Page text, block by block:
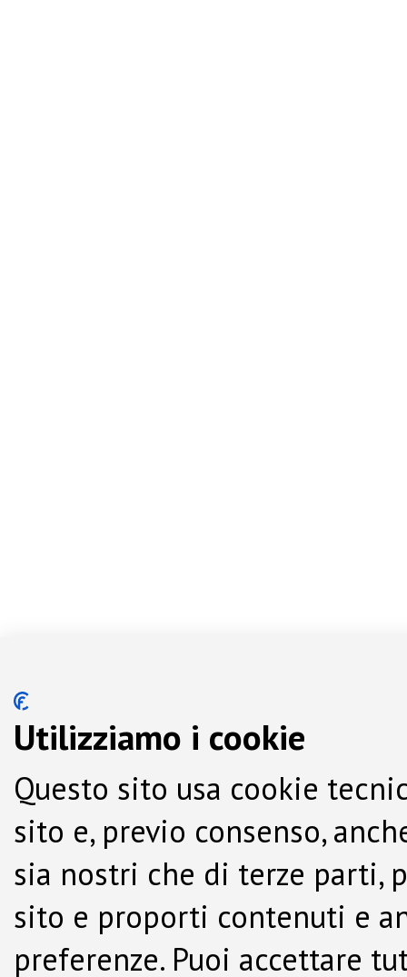
Utilizziamo i cookie
Questo sito usa cookie
sito e, previo consenso,
sia nostri che di terze parti,
sito e proporti contenuti e
preferenze. Puoi accettare